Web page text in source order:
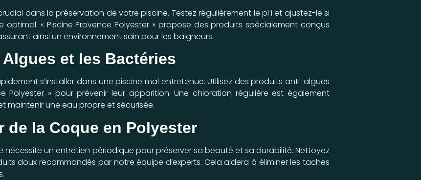
dans la préservation de votre piscine. Testez régulièrement le pH et ajustez-le si
optimal. « Piscine Provence Polyester » propose des produits spécialement conçus
ainsi un environnement sain pour les baigneurs.
et les Bactéries
s’installer dans une piscine mal entretenue. Utilisez des produits anti-algues
Polyester » pour prévenir leur apparition. Une chloration régulière est également
maintenir une eau propre et sécurisée.
de la Coque en Polyester
nécessite un entretien périodique pour préserver sa beauté et sa durabilité. Nettoyez
doux recommandés par notre équipe d’experts. Cela aidera à éliminer les taches